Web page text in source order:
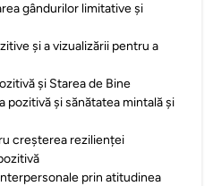
gândurilor limitative și
și a vizualizării pentru a
și Starea de Bine
pozitivă și sănătatea mintală și
creșterea rezilienței
prin atitudinea